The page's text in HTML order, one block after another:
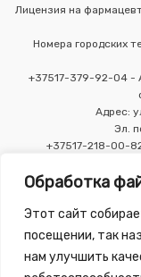
Обработка
Этот сайт
посещении, так
нам улучшить
Лицензия на
Номера городских
+37517-379-92-04 -
Адрес:
Эл.
+37517-218-00-